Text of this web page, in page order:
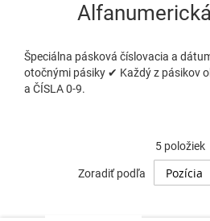
Špeciálna pásková číslovacia a
otočnými pásiky ✔ Každý z pásikov
a ČÍSLA 0-9.
5 položiek
Zoradiť podľa